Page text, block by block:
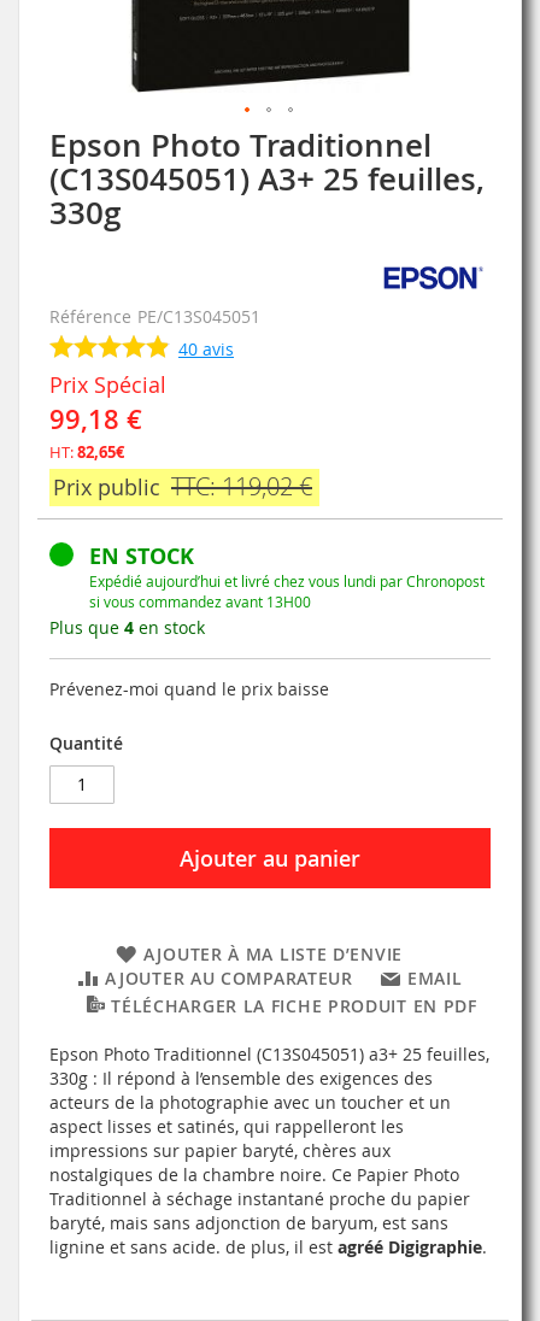
Epson Photo Traditionnel
(C13S045051) A3+ 25 feuilles,
330g
Référence PE/C13S045051
40 avis
Prix Spécial
99,18 €
HT:82,65€
Prix public TTC: 119,02 €
EN STOCK
Expédié aujourd’hui et livré chez vous lundi par Chronopost
si vous commandez avant 13H00
Plus que 4 en stock
Prévenez-moi quand le prix baisse
Quantité
Ajouter au panier
AJOUTER À MA LISTE D’ENVIE
AJOUTER AU COMPARATEUR
EMAIL
TÉLÉCHARGER LA FICHE PRODUIT EN PDF
Epson Photo Traditionnel (C13S045051) a3+ 25 feuilles,
330g : Il répond à l’ensemble des exigences des
acteurs de la photographie avec un toucher et un
aspect lisses et satinés, qui rappelleront les
impressions sur papier baryté, chères aux
nostalgiques de la chambre noire. Ce Papier Photo
Traditionnel à séchage instantané proche du papier
baryté, mais sans adjonction de baryum, est sans
lignine et sans acide. de plus, il est agréé Digigraphie.
Skip
to
the
beginning
gallery